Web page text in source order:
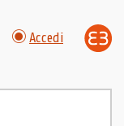
Accedi